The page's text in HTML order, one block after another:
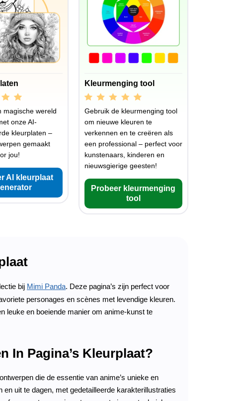
magische wereld
onze AI-
kleurplaten –
gemaakt
jou!
AI kleurplaat
Kleurmenging tool
Gebruik de kleurmenging tool
om nieuwe kleuren te
verkennen en te creëren als
een professional – perfect voor
kunstenaars, kinderen en
nieuwsgierige geesten!
Probeer kleurmenging
tool
bij Mimi Panda. Deze pagina’s zijn perfect voor
personages en scènes met levendige kleuren.
leuke en boeiende manier om anime-kunst te
In Pagina’s Kleurplaat?
die de essentie van anime’s unieke en
uit te dagen, met gedetailleerde karakterillustraties